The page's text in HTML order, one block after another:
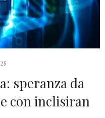
speranza da
con inclisiran